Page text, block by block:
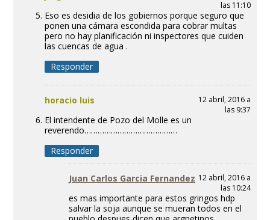
las 11:10
Eso es desidia de los gobiernos porque seguro que
ponen una cámara escondida para cobrar multas
pero no hay planificación ni inspectores que cuiden
las cuencas de agua .
Responder
horacio luis
12 abril, 2016 a
las 9:37
El intendente de Pozo del Molle es un
reverendo……………………………………
Responder
Juan Carlos Garcia Fernandez 12 abril, 2016 a
las 10:24
es mas importante para estos gringos hdp
salvar la soja aunque se mueran todos en el